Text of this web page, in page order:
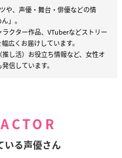
や、声優・舞台・俳優などの情
」。
クター作品、VTuberなどストリー
広くお届けしています。
し活）お役立ち情報など、女性オ
信しています。
いる声優さん